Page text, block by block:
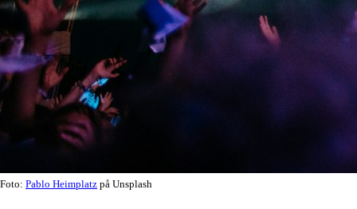
Foto: Pablo Heimplatz på Unsplash